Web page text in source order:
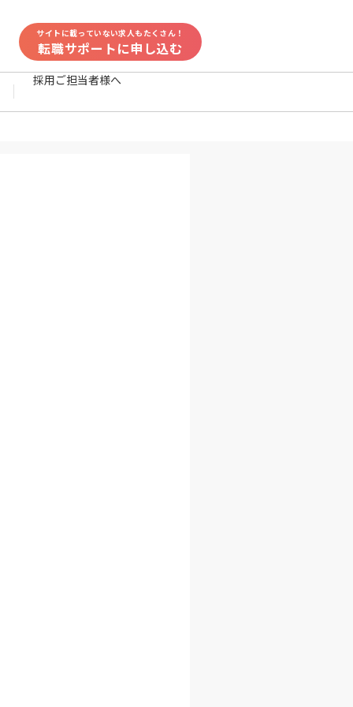
サイトに載っていない求人もたくさん！
転職サポートに申し込む
採用ご担当者様へ